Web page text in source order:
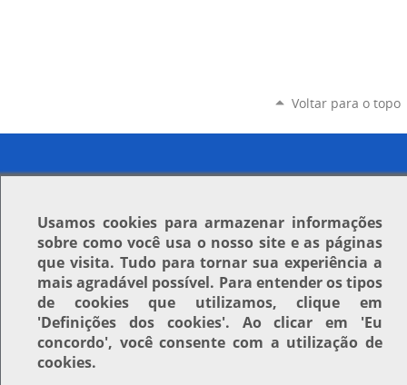
Voltar para o topo
Usamos cookiespara armazenar informações
sobre como você usa o nosso site e as páginas
que visita. Tudo para tornar sua experiência a
mais agradável possível. Para entender os tipos
de cookies que utilizamos, clique em
'Definições dos cookies'. Ao clicar em 'Eu
concordo', você consente com a utilização de
cookies.